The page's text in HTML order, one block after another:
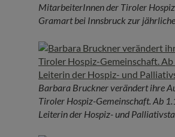
MitarbeiterInnen der Tiroler
Gramart bei Innsbruck zur
Barbara Bruckner verändert ihre
Tiroler Hospiz-Gemeinschaft. Ab
Leiterin der Hospiz- und